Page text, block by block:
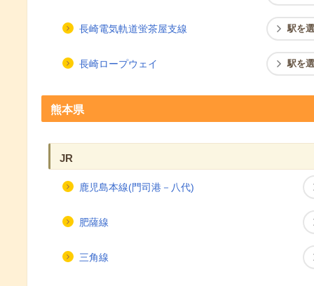
長崎電気軌道蛍茶屋支線 駅を
長崎ロープウェイ 駅を
熊本県
JR
鹿児島本線(門司港－八代)
肥薩線
三角線